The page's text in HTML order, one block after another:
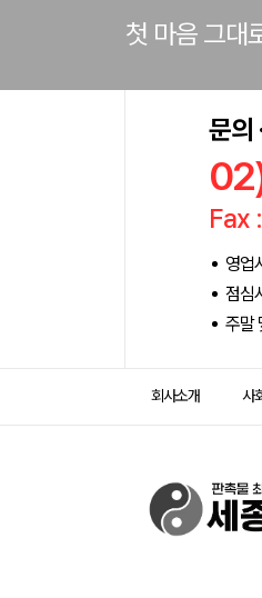
첫 마음 그대
문의
Fax
영업
점심
주말
회사소개 사